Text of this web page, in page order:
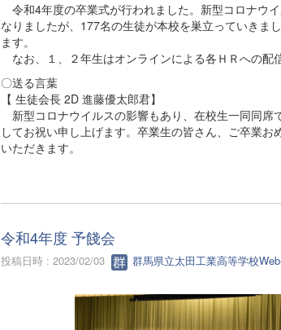
令和4年度の卒業式が行われました。新型コロナウ
なりましたが、177名の生徒が本校を巣立っていきま
ます。
なお、１、２年生はオンラインによる各ＨＲへの配
〇送る言葉
【 生徒会長 2D 進藤優太郎君】
新型コロナウイルスの影響もあり、在校生一同同席
してお祝い申し上げます。卒業生の皆さん、ご卒業
いただきます。
令和4年度 予餞会
投稿日時 : 2023/02/03 群馬県立太田工業高等学校